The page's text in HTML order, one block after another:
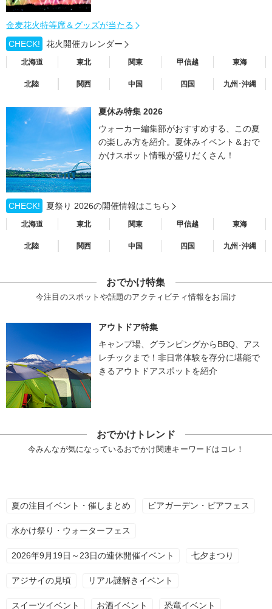
金麦花火特等席＆グッズが当たる
CHECK!
花火開催カレンダー
北海道 東北 関東 甲信越 東海
北陸 関西 中国 四国 九州･沖縄
夏休み特集 2026
ウォーカー編集部がおすすめする、この夏
の楽しみ方を紹介。夏休みイベント＆おで
かけスポット情報が盛りだくさん！
CHECK! 夏祭り 2026の開催情報はこちら
北海道 東北 関東 甲信越 東海
北陸 関西 中国 四国 九州･沖縄
おでかけ特集
今注目のスポットや話題のアクティビティ情報をお届け
アウトドア特集
キャンプ場、グランピングからBBQ、アス
レチックまで！非日常体験を存分に堪能で
きるアウトドアスポットを紹介
おでかけトレンド
今みんなが気になっているおでかけ関連キーワードはコレ！
夏の注目イベント・催しまとめ ビアガーデン・ビアフェス
水かけ祭り・ウォーターフェス
2026年9月19日～23日の連休開催イベント 七夕まつり
アジサイの見頃 リアル謎解きイベント
スイーツイベント お酒イベント 恐竜イベント